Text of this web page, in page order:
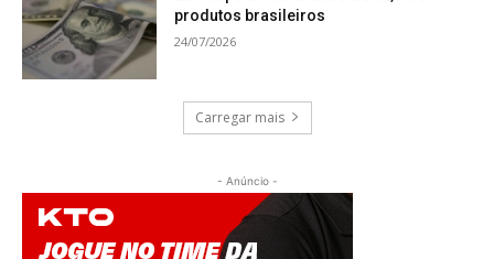
produtos brasileiros
24/07/2026
Carregar mais
- Anúncio -